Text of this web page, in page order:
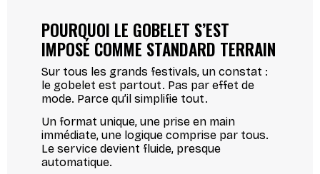
POURQUOI LE GOBELET S’EST
IMPOSÉ COMME STANDARD TERRAIN
Sur tous les grands festivals, un constat :
le gobelet est partout. Pas par effet de
mode. Parce qu’il simplifie tout.
Un format unique, une prise en main
immédiate, une logique comprise par tous.
Le service devient fluide, presque
automatique.